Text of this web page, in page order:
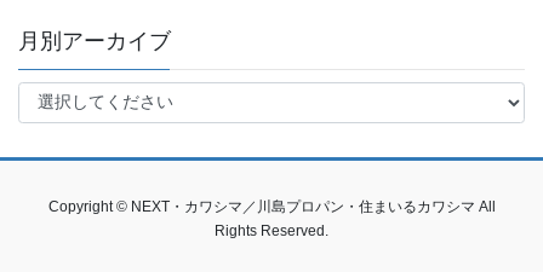
月別アーカイブ
Copyright © NEXT・カワシマ／川島プロパン・住まいるカワシマ All
Rights Reserved.